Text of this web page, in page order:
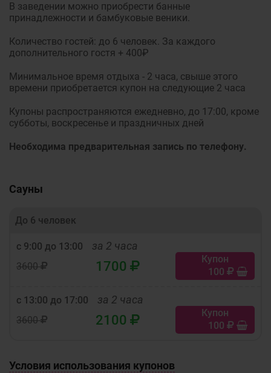
В заведении можно приобрести банные
принадлежности и бамбуковые веники.
Количество гостей: до 6 человек. За каждого
дополнительного гостя + 400₽
Минимальное время отдыха - 2 часа, свыше этого
времени приобретается купон на следующие 2 часа
Купоны распространяются ежедневно, до 17:00, кроме
субботы, воскресенье и праздничных дней
Необходима предварительная запись по телефону.
Условия использования купонов
Сауны
До 6 человек
с 9:00 до 13:00 за 2 часа
3600 1700
Купон
100
с 13:00 до 17:00 за 2 часа
3600 2100
Купон
100